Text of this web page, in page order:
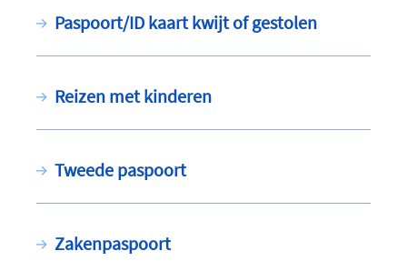
Paspoort/ID kaart kwijt of gestolen
Reizen met kinderen
Tweede paspoort
Zakenpaspoort